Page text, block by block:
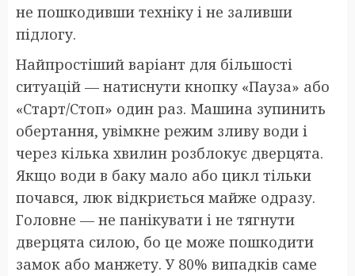
не пошкодивши техніку і не заливши
підлогу.
Найпростіший варіант для більшості
ситуацій — натиснути кнопку «Пауза» або
«Старт/Стоп» один раз. Машина зупинить
обертання, увімкне режим зливу води і
через кілька хвилин розблокує дверцята.
Якщо води в баку мало або цикл тільки
почався, люк відкриється майже одразу.
Головне — не панікувати і не тягнути
дверцята силою, бо це може пошкодити
замок або манжету. У 80% випадків саме